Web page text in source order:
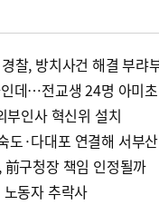
찰, 방치사건 해결 부랴
데…전교생 24명 아미
부인사 혁신위 설치
도·다대포 연결해 서부
구청장 책임 인정될까
동자 추락사